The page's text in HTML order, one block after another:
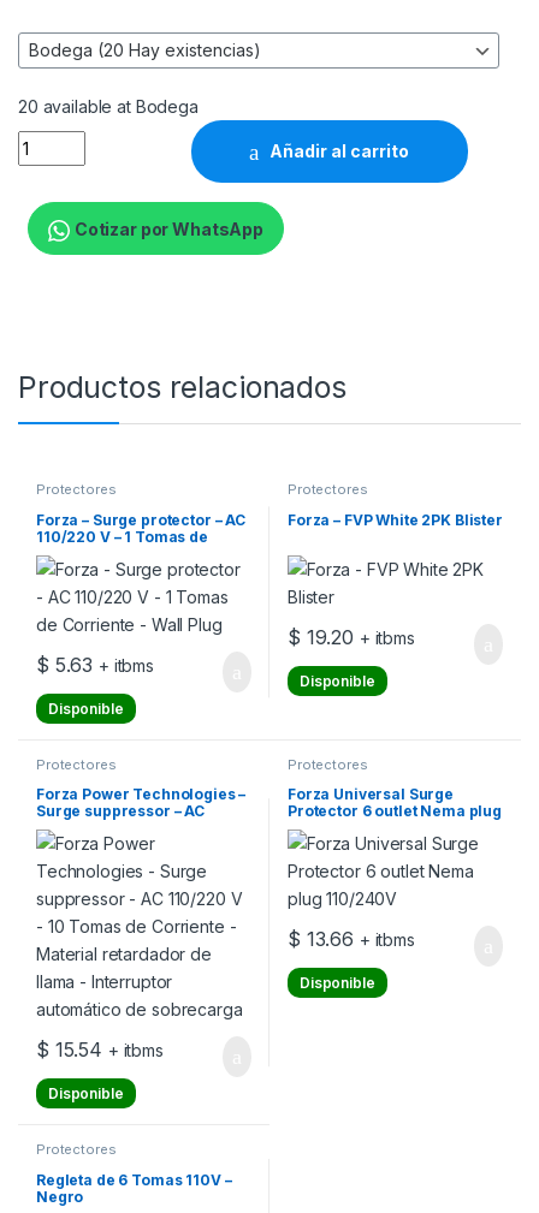
20 available at Bodega
Forza - Surge protector - AC 110/220 V - 8 Tomas de
Añadir al carrito
Cotizar por WhatsApp
Productos relacionados
Protectores
Forza – Surge protector – AC
110/220 V – 1 Tomas de
Corriente – Wall Plug
$ 5.63 + itbms
Disponible
Protectores
Forza – FVP White 2PK Blister
$ 19.20 + itbms
Disponible
Protectores
Forza Power Technologies –
Surge suppressor – AC
110/220 V – 10 Tomas de
Corriente – Material
retardador de llama –
Interruptor automático de
sobrecarga
$ 15.54 + itbms
Disponible
Protectores
Forza Universal Surge
Protector 6 outlet Nema plug
110/240V
$ 13.66 + itbms
Disponible
Protectores
Regleta de 6 Tomas 110V –
Negro